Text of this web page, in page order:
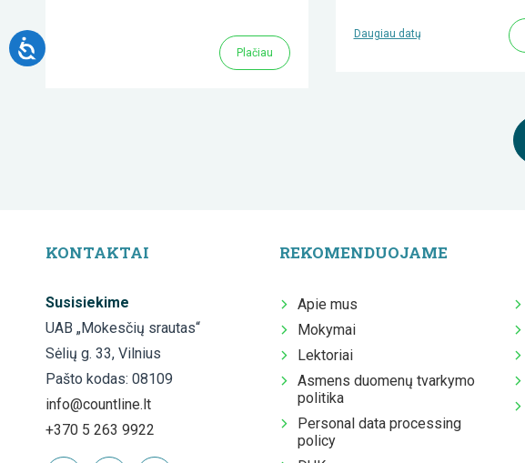
Plačiau
Daugiau datų
KONTAKTAI
Susisiekime
UAB „Mokesčių srautas“
Sėlių g. 33, Vilnius
Pašto kodas: 08109
info@countline.lt
+370 5 263 9922
REKOMENDUOJAME
Apie mus
Mokymai
Lektoriai
Asmens duomenų tvarkymo
politika
Personal data processing
policy